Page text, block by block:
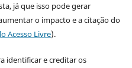
já que isso pode gerar
o impacto e a citação do
Acesso Livre).
identificar e creditar os